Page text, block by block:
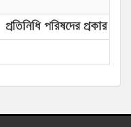
প্রতিনিধি পরিষদের প্রকার